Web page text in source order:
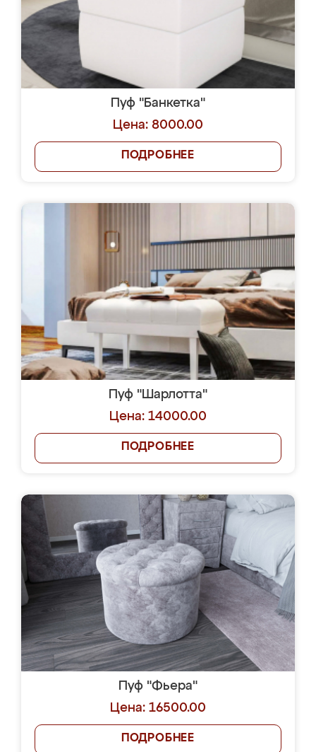
Пуф "Банкетка"
Цена: 8000.00
ПОДРОБНЕЕ
Пуф "Шарлотта"
Цена: 14000.00
ПОДРОБНЕЕ
Пуф "Фьера"
Цена: 16500.00
ПОДРОБНЕЕ